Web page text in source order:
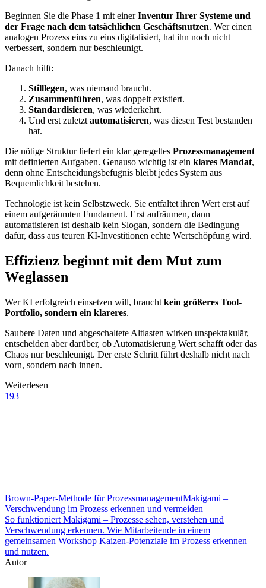
Beginnen Sie die Phase 1 mit einerInventur Ihrer Systeme und
der Frage nach dem tatsächlichen Geschäftsnutzen. Wer einen
analogen Prozess eins zu eins digitalisiert, hat ihn noch nicht
verbessert, sondern nur beschleunigt.
Danach hilft:
Stilllegen, was niemand braucht.
Zusammenführen, was doppelt existiert.
Standardisieren, was wiederkehrt.
Und erst zuletzt automatisieren, was diesen Test bestanden
hat.
Die nötige Struktur liefert ein klar geregeltes Prozessmanagement
mit definierten Aufgaben. Genauso wichtig ist ein klares Mandat,
denn ohne Entscheidungsbefugnis bleibt jedes System aus
Bequemlichkeit bestehen.
Technologie ist kein Selbstzweck. Sie entfaltet ihren Wert erst auf
einem aufgeräumten Fundament. Erst aufräumen, dann
automatisieren ist deshalb kein Slogan, sondern die Bedingung
dafür, dass aus teuren KI-Investitionen echte Wertschöpfung wird.
Effizienz beginnt mit dem Mut zum
Weglassen
Wer KI erfolgreich einsetzen will, braucht kein größeres Tool-
Portfolio, sondern ein klareres.
Saubere Daten und abgeschaltete Altlasten wirken unspektakulär,
entscheiden aber darüber, ob Automatisierung Wert schafft oder das
Chaos nur beschleunigt. Der erste Schritt führt deshalb nicht nach
vorn, sondern nach innen.
Weiterlesen
193
Brown-Paper-Methode für ProzessmanagementMakigami –
Verschwendung im Prozess erkennen und vermeiden
So funktioniert Makigami – Prozesse sehen, verstehen und
Verschwendung erkennen. Wie Mitarbeitende in einem
gemeinsamen Workshop Kaizen-Potenziale im Prozess erkennen
und nutzen.
Autor